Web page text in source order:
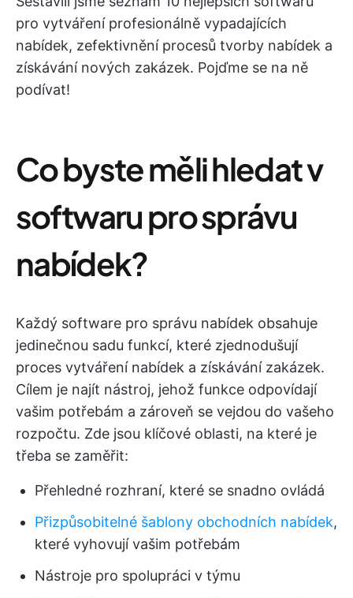
pro vytváření profesionálně vypadajících
nabídek, zefektivnění procesů tvorby nabídek a
získávání nových zakázek. Pojďme se na ně
podívat!
Co byste měli hledat v
softwaru pro správu
nabídek?
Každý software pro správu nabídek obsahuje
jedinečnou sadu funkcí, které zjednodušují
proces vytváření nabídek a získávání zakázek.
Cílem je najít nástroj, jehož funkce odpovídají
vašim potřebám a zároveň se vejdou do vašeho
rozpočtu. Zde jsou klíčové oblasti, na které je
třeba se zaměřit:
Přehledné rozhraní, které se snadno ovládá
Přizpůsobitelné šablony obchodních nabídek,
které vyhovují vašim potřebám
Nástroje pro spolupráci v týmu